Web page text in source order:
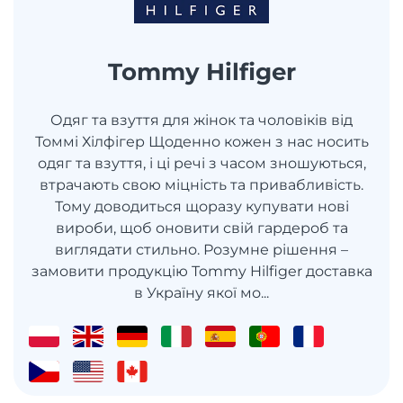
Tommy Hilfiger
Одяг та взуття для жінок та чоловіків від
Томмі Хілфігер Щоденно кожен з нас носить
одяг та взуття, і ці речі з часом зношуються,
втрачають свою міцність та привабливість.
Тому доводиться щоразу купувати нові
вироби, щоб оновити свій гардероб та
виглядати стильно. Розумне рішення –
замовити продукцію Tommy Hilfiger доставка
в Україну якої мо...